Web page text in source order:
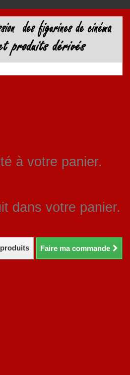
à votre panier.
dans votre panier.
Faire ma commande